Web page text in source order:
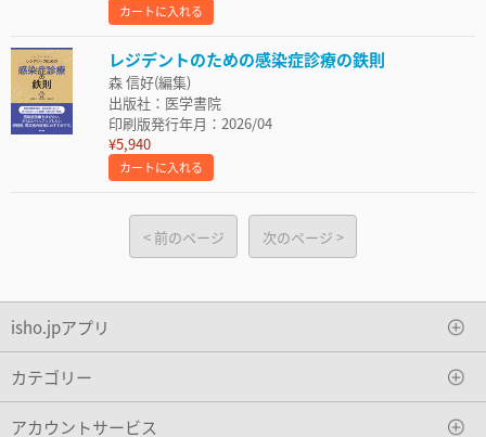
カートに入れる
レジデントのための感染症診療の鉄則
森 信好(編集)
出版社：医学書院
印刷版発行年月：2026/04
¥5,940
カートに入れる
前のページ 次のページ
isho.jpアプリ
カテゴリー
アカウントサービス